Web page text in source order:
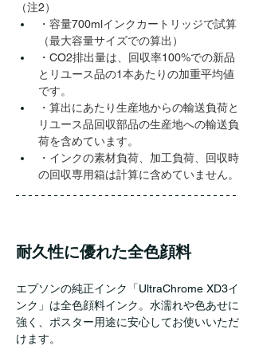
（注2）
・容量700mlインクカートリッジで試算
（最大容量サイズでの算出）
・CO2排出量は、回収率100%での新品
とリユース品の1本あたりの加重平均値
です。
・算出にあたり生産地からの輸送負荷と
リユース品回収部品の生産地への輸送負
荷を含めています。
・インクの素材負荷、加工負荷、回収時
の回収専用箱は計算に含めていません。
耐久性に優れた全色顔料
エプソンの純正インク「UltraChrome XD3イ
ンク」は全色顔料インク。水濡れや色あせに
強く、ポスター用途に安心してお使いいただ
けます。